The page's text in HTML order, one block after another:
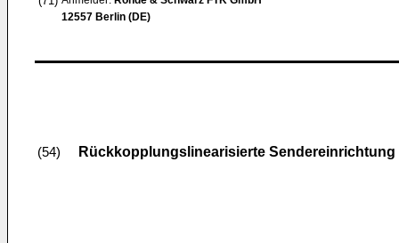
12557 Berlin (DE)
(54) Rückkopplungslinearisierte Sendereinrichtung